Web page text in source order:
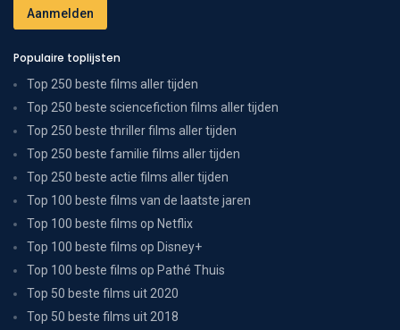
Populaire toplijsten
Top 250 beste films aller tijden
Top 250 beste sciencefiction films aller tijden
Top 250 beste thriller films aller tijden
Top 250 beste familie films aller tijden
Top 250 beste actie films aller tijden
Top 100 beste films van de laatste jaren
Top 100 beste films op Netflix
Top 100 beste films op Disney+
Top 100 beste films op Pathé Thuis
Top 50 beste films uit 2020
Top 50 beste films uit 2018